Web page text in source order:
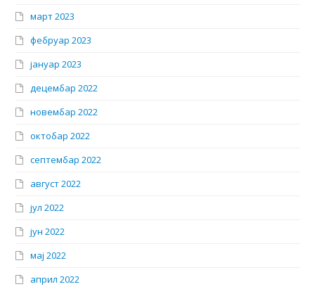
март 2023
фебруар 2023
јануар 2023
децембар 2022
новембар 2022
октобар 2022
септембар 2022
август 2022
јул 2022
јун 2022
мај 2022
април 2022